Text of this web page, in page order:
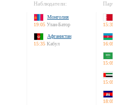
Наблюдатели:
Монголия
19:05 Улан-Батор
Афганистан
15:35 Кабул